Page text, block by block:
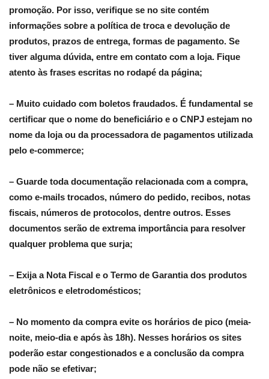
promoção. Por isso, verifique se no site contém
informações sobre a política de troca e devolução de
produtos, prazos de entrega, formas de pagamento. Se
tiver alguma dúvida, entre em contato com a loja. Fique
atento às frases escritas no rodapé da página;
– Muito cuidado com boletos fraudados. É fundamental se
certificar que o nome do beneficiário e o CNPJ estejam no
nome da loja ou da processadora de pagamentos utilizada
pelo e-commerce;
– Guarde toda documentação relacionada com a compra,
como e-mails trocados, número do pedido, recibos, notas
fiscais, números de protocolos, dentre outros. Esses
documentos serão de extrema importância para resolver
qualquer problema que surja;
– Exija a Nota Fiscal e o Termo de Garantia dos produtos
eletrônicos e eletrodomésticos;
– No momento da compra evite os horários de pico (meia-
noite, meio-dia e após às 18h). Nesses horários os sites
poderão estar congestionados e a conclusão da compra
pode não se efetivar;